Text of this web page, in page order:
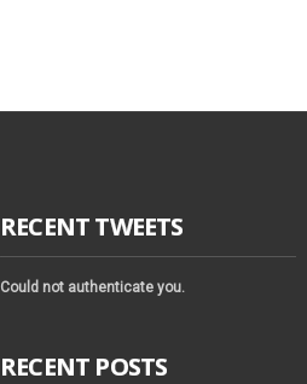
RECENT TWEETS
Could not authenticate you.
RECENT POSTS